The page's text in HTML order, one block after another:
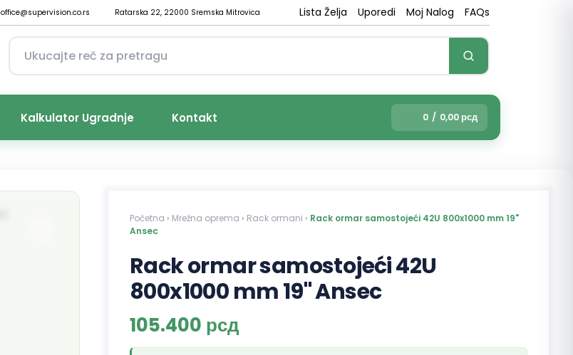
office@supervision.co.rs Ratarska 22, 22000 Sremska Mitrovica Lista Želja Uporedi Moj Nalog FAQs
Kalkulator Ugradnje Kontakt 0 / 0,00 рсд
Početna › Mrežna oprema › Rack ormani › Rack ormar samostojeći 42U 800x1000 mm 19"
Ansec
Rack ormar samostojeći 42U
800x1000 mm 19" Ansec
105.400 рсд